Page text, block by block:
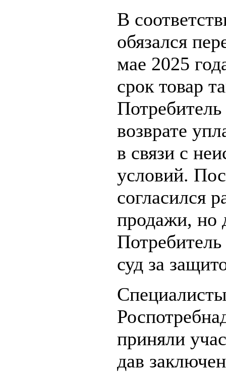
В
обязался
мае 2025
срок товар
возврате
в связи с
условий.
согласился
продажи, но
суд за
приняли
дав